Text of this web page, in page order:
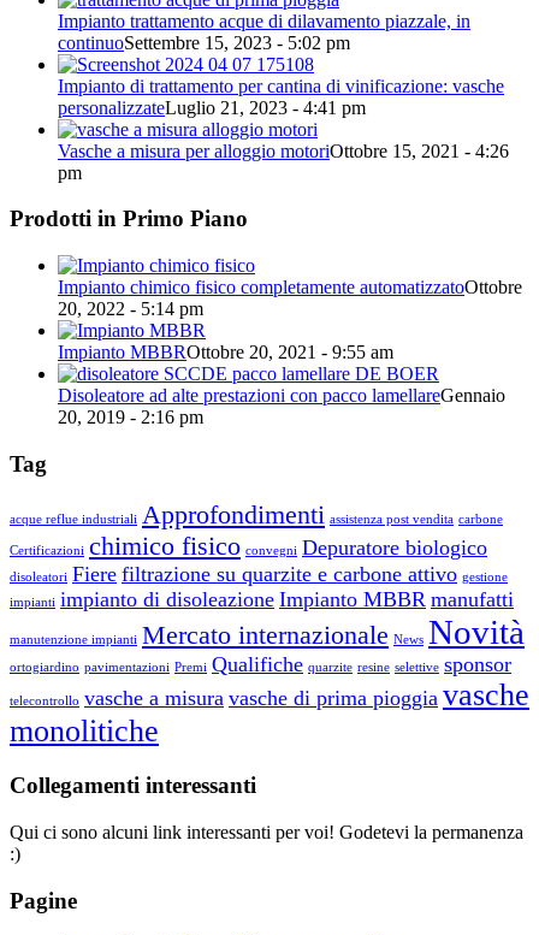
Impianto trattamento acque di dilavamento piazzale, in
continuoSettembre 15, 2023 - 5:02 pm
Impianto di trattamento per cantina di vinificazione: vasche
personalizzateLuglio 21, 2023 - 4:41 pm
Vasche a misura per alloggio motoriOttobre 15, 2021 - 4:26
pm
Prodotti in Primo Piano
Impianto chimico fisico completamente automatizzatoOttobre
20, 2022 - 5:14 pm
Impianto MBBROttobre 20, 2021 - 9:55 am
Disoleatore ad alte prestazioni con pacco lamellareGennaio
20, 2019 - 2:16 pm
Tag
acque reflue industriali Approfondimenti assistenza post vendita carbone
Certificazioni chimico fisico convegni Depuratore biologico
disoleatori Fiere filtrazione su quarzite e carbone attivo gestione
impianti impianto di disoleazione Impianto MBBR manufatti
manutenzione impianti Mercato internazionale News Novità
ortogiardino pavimentazioni Premi Qualifiche quarzite resine selettive sponsor
telecontrollo vasche a misura vasche di prima pioggia vasche
monolitiche
Collegamenti interessanti
Qui ci sono alcuni link interessanti per voi! Godetevi la permanenza
:)
Pagine